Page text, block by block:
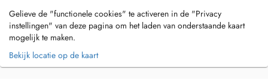
Gelieve de "functionele cookies" te activeren in de "Privacy
instellingen" van deze pagina om het laden van onderstaande kaart
mogelijk te maken.
Bekijk locatie op de kaart